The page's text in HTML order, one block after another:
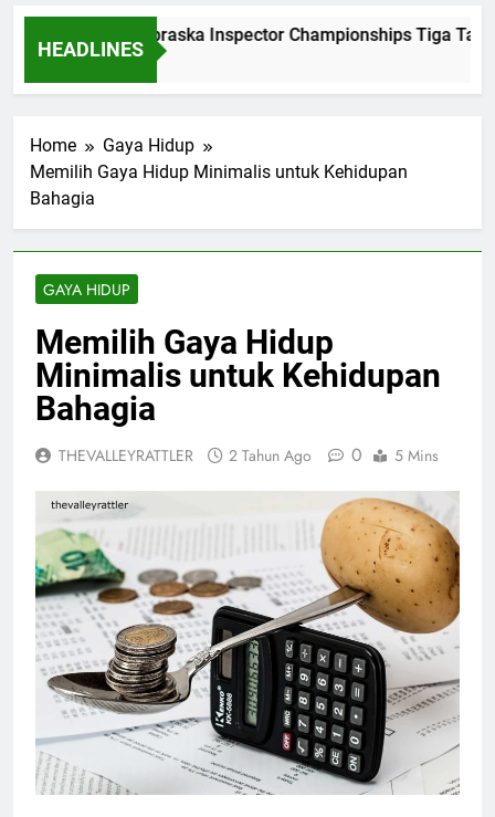
HEADLINES
Dominasi Nebraska Inspector Championships Tiga Tahun
2 Bulan Ago
Home
Gaya Hidup
Memilih Gaya Hidup Minimalis untuk Kehidupan
Bahagia
GAYA HIDUP
Memilih Gaya Hidup
Minimalis untuk Kehidupan
Bahagia
THEVALLEYRATTLER 2 Tahun Ago 0 5 Mins